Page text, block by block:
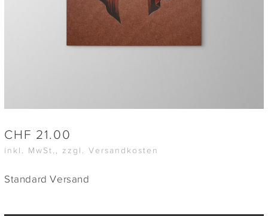
CHF 21.00
inkl. MwSt., zzgl. Versandkosten
Standard Versand